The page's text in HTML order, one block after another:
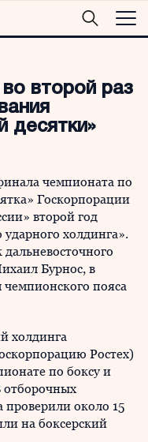
второй раз
десятки»
чемпионата по
Госкорпорации
второй год
ударного холдинга».
Бурнос, в
пояса
холдинга
Ростех)
по боксу и
отборочных
проверили около 15
на боксерский